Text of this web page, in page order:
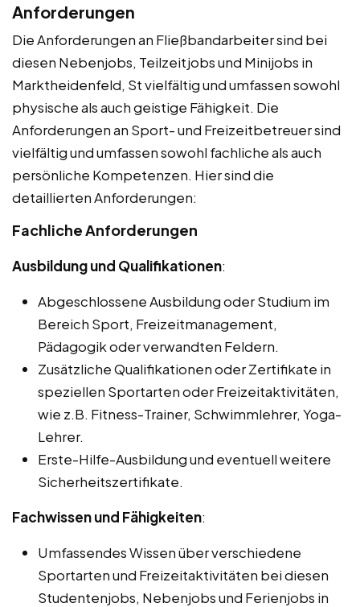
Anforderungen
Die Anforderungen an Fließbandarbeiter sind bei
diesen Nebenjobs, Teilzeitjobs und Minijobs in
Marktheidenfeld, St vielfältig und umfassen sowohl
physische als auch geistige Fähigkeit. Die
Anforderungen an Sport- und Freizeitbetreuer sind
vielfältig und umfassen sowohl fachliche als auch
persönliche Kompetenzen. Hier sind die
detaillierten Anforderungen:
Fachliche Anforderungen
Ausbildung und Qualifikationen:
Abgeschlossene Ausbildung oder Studium im
Bereich Sport, Freizeitmanagement,
Pädagogik oder verwandten Feldern.
Zusätzliche Qualifikationen oder Zertifikate in
speziellen Sportarten oder Freizeitaktivitäten,
wie z.B. Fitness-Trainer, Schwimmlehrer, Yoga-
Lehrer.
Erste-Hilfe-Ausbildung und eventuell weitere
Sicherheitszertifikate.
Fachwissen und Fähigkeiten:
Umfassendes Wissen über verschiedene
Sportarten und Freizeitaktivitäten bei diesen
Studentenjobs, Nebenjobs und Ferienjobs in